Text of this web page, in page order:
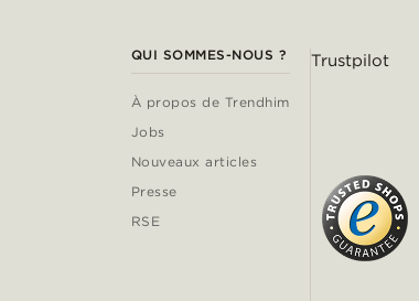
QUI SOMMES-NOUS ?
À propos de Trendhim
Jobs
Nouveaux articles
Presse
RSE
Trustpilot